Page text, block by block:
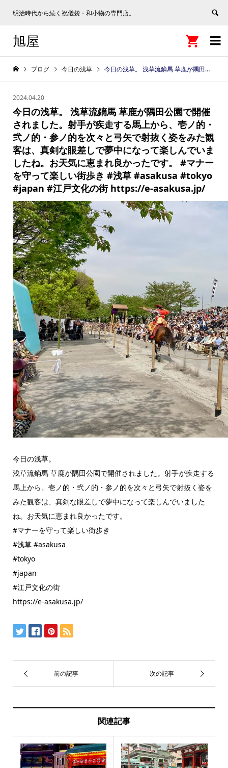
明治時代から続く祝儀袋・和小物の専門店。

旭屋 
ブログ 今日の浅草 今日の浅草。 浅草流鏑馬 草鹿が隅田公園で開催されました。射手が疾走する馬上から、壱ノ的・弐ノ的・参ノ的を次々と弓矢で射抜く姿をみた観客は、真剣な眼差しで夢中になって楽しんでいましたね。お天気に恵まれ良かったです。 #マナーを守って楽しい街歩き #浅草 #asakusa #tokyo #japan #江戸文化の街 https://e-asakusa.jp/
2024.04.20
今日の浅草。 浅草流鏑馬 草鹿が隅田公園で開催
されました。射手が疾走する馬上から、壱ノ的・
弐ノ的・参ノ的を次々と弓矢で射抜く姿をみた観
客は、真剣な眼差しで夢中になって楽しんでいま
したね。お天気に恵まれ良かったです。 #マナー
を守って楽しい街歩き #浅草 #asakusa #tokyo
#japan #江戸文化の街 https://e-asakusa.jp/
今日の浅草。
浅草流鏑馬 草鹿が隅田公園で開催されました。射手が疾走する
馬上から、壱ノ的・弐ノ的・参ノ的を次々と弓矢で射抜く姿を
みた観客は、真剣な眼差しで夢中になって楽しんでいました
ね。お天気に恵まれ良かったです。
#マナーを守って楽しい街歩き
#浅草 #asakusa
#tokyo
#japan
#江戸文化の街
https://e-asakusa.jp/
関連記事